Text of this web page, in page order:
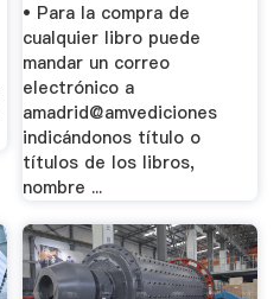
• Para la compra de
cualquier libro puede
mandar un correo
electrónico a
amadrid@amvediciones
indicándonos título o
títulos de los libros,
nombre ...